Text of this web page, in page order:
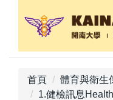
首頁 體育與衛生
1.健檢訊息